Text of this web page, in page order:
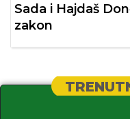
Sada i Hajdaš
zakon